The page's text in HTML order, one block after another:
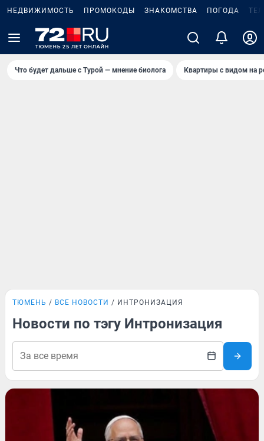
НЕДВИЖИМОСТЬ ПРОМОКОДЫ ЗНАКОМСТВА ПОГОДА
Что будет дальше с Турой — мнение биолога Квартиры с видом на
ТЮМЕНЬ ВСЕ НОВОСТИ ИНТРОНИЗАЦИЯ
Новости по тэгу Интронизация